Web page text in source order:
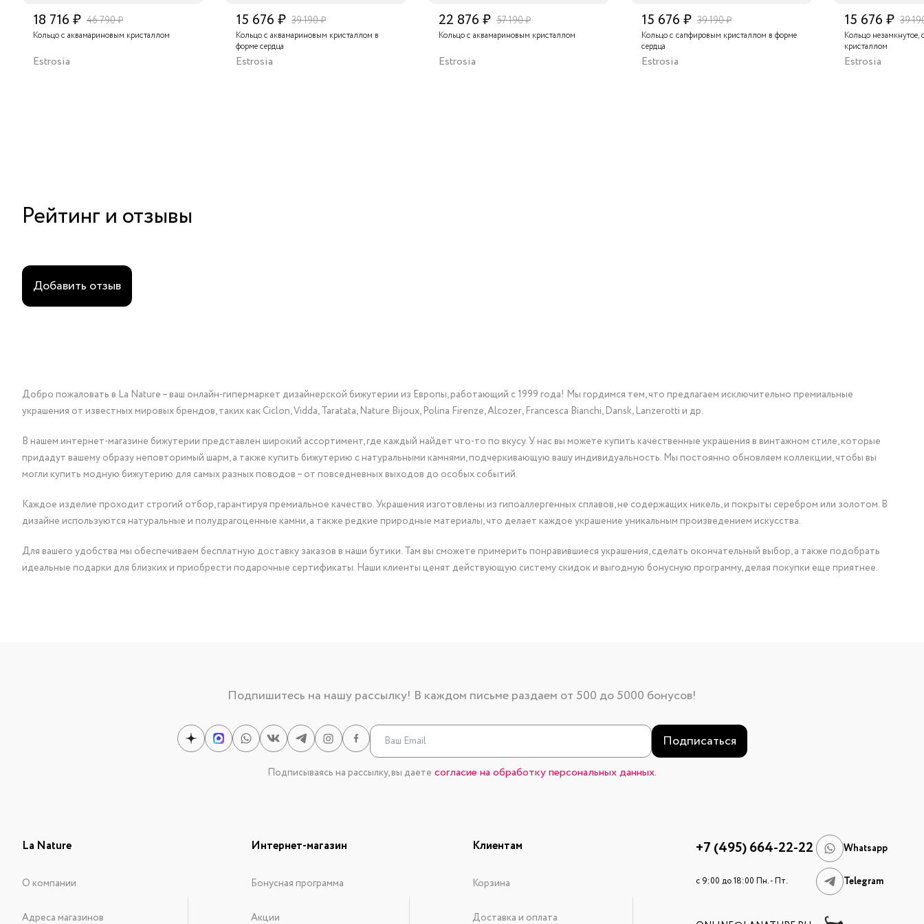
18 716 ₽ 46 790 ₽
Кольцо с аквамариновым кристаллом
Estrosia
15 676 ₽ 39 190 ₽
Кольцо с аквамариновым кристаллом в
форме сердца
Estrosia
22 876 ₽ 57 190 ₽
Кольцо с аквамариновым кристаллом
Estrosia
15 676 ₽ 39 190 ₽
Кольцо с сапфировым кристаллом в форме
сердца
Estrosia
15 676 ₽ 39
Кольцо
кристаллом
Estrosia
Рейтинг и отзывы
Добавить отзыв
Добро пожаловать в La Nature – ваш онлайн-гипермаркет дизайнерской бижутерии из Европы, работающий с 1999 года! Мы гордимся тем, что предлагаем исключительно премиальные
украшения от известных мировых брендов, таких как Ciclon, Vidda, Taratata, Nature Bijoux, Polina Firenze, Alcozer, Francesca Bianchi, Dansk, Lanzerotti и др.
В нашем интернет-магазине бижутерии представлен широкий ассортимент, где каждый найдет что-то по вкусу. У нас вы можете купить качественные украшения в винтажном стиле, которые
придадут вашему образу неповторимый шарм, а также купить бижутерию с натуральными камнями, подчеркивающую вашу индивидуальность. Мы постоянно обновляем коллекции, чтобы вы
могли купить модную бижутерию для самых разных поводов – от повседневных выходов до особых событий.
Каждое изделие проходит строгий отбор, гарантируя премиальное качество. Украшения изготовлены из гипоаллергенных сплавов, не содержащих никель, и покрыты серебром или золотом. В
дизайне используются натуральные и полудрагоценные камни, а также редкие природные материалы, что делает каждое украшение уникальным произведением искусства.
Для вашего удобства мы обеспечиваем бесплатную доставку заказов в наши бутики. Там вы сможете примерить понравившиеся украшения, сделать окончательный выбор, а также подобрать
идеальные подарки для близких и приобрести подарочные сертификаты. Наши клиенты ценят действующую систему скидок и выгодную бонусную программу, делая покупки еще приятнее.
Подпишитесь на нашу рассылку! В каждом письме раздаем от 500 до 5000 бонусов!
Подписаться
Подписываясь на рассылку, вы даете согласие на обработку персональных данных.
La Nature
О компании
Адреса магазинов
Интернет-магазин
Бонусная программа
Акции
Клиентам
Корзина
Доставка и оплата
+7 (495) 664-22-22 Whatsapp
c 9:00 до 18:00 Пн. - Пт. Telegram